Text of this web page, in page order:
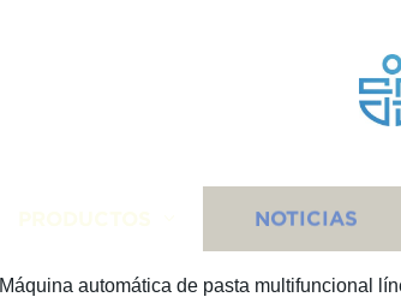
NOTICIAS
Máquina automática de pasta multifuncional